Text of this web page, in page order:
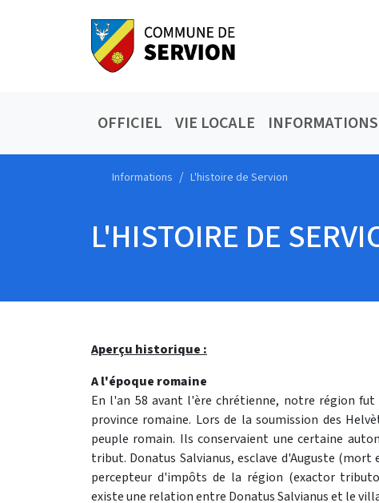
OFFICIEL VIE LOCALE INFORMATIONS
Informations L'histoire de Servion
L'HISTOIRE DE
Aperçu historique :
A l'époque romaine
En l'an 58 avant l'ère chrétienne, notre région fut
province romaine. Lors de la soumission des
peuple romain. Ils conservaient une certaine
tribut. Donatus Salvianus, esclave d'Auguste (mort
percepteur d'impôts de la région (exactor
existe une relation entre Donatus Salvianus et le